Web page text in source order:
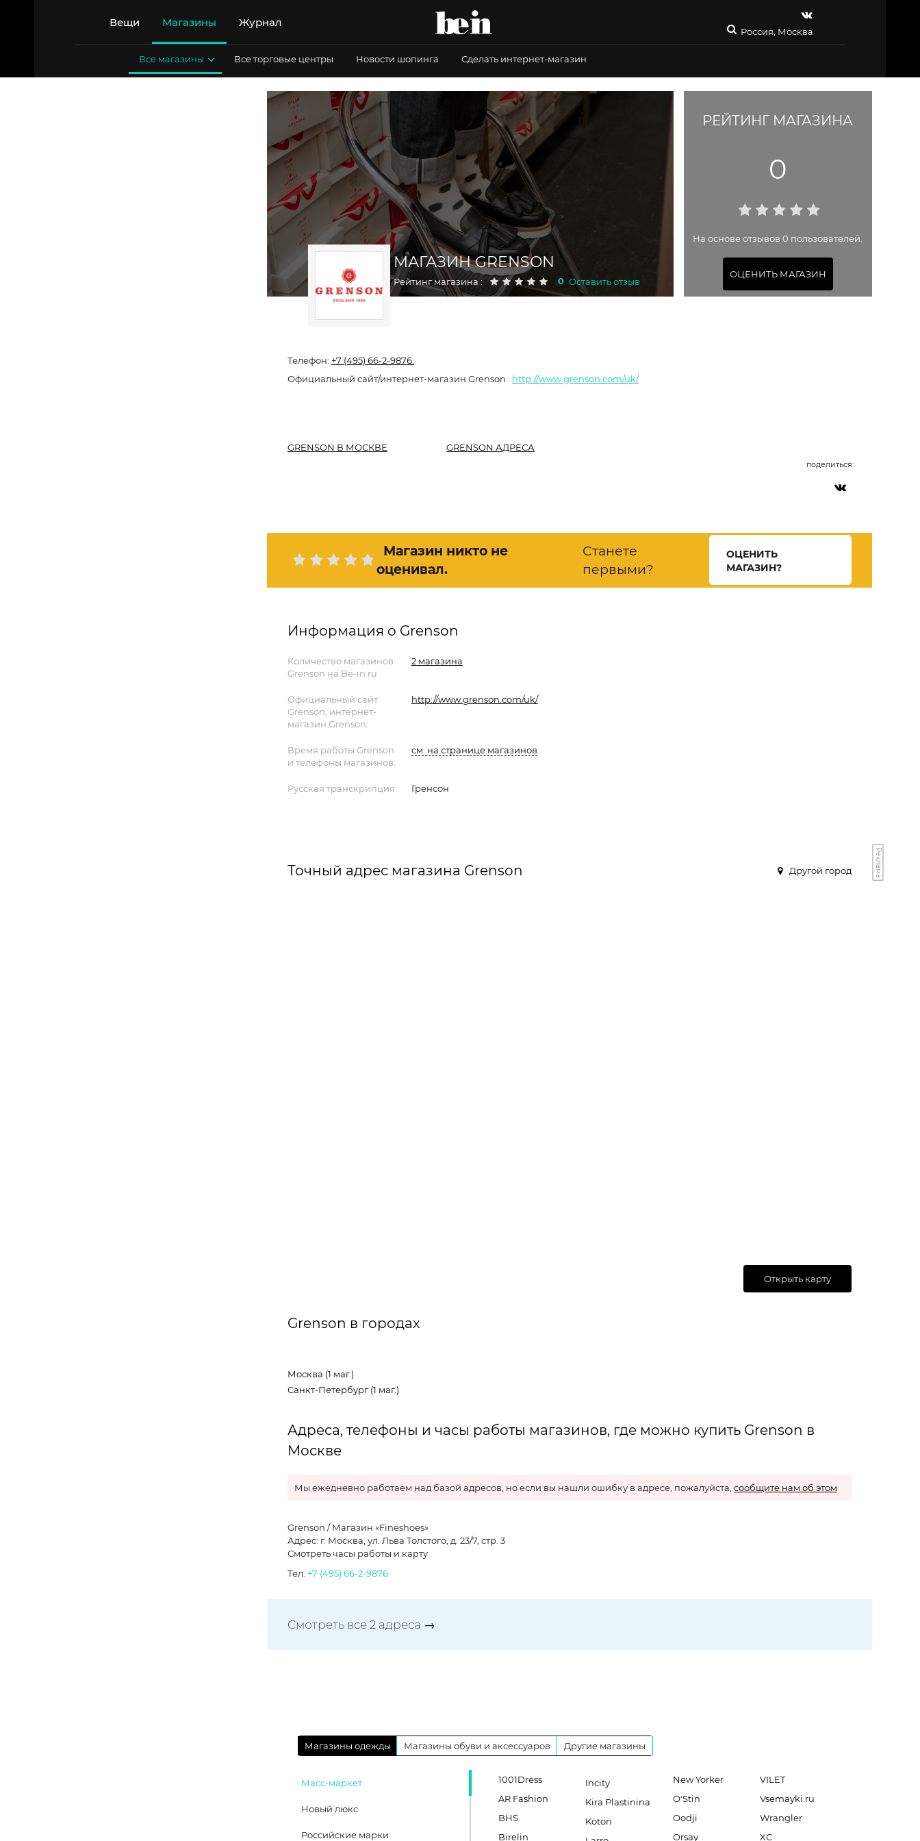
Вещи Магазины Журнал
Россия, Москва
Все магазины Все торговые центры Новости шопинга Сделать интернет-магазин
МАГАЗИН GRENSON
Рейтинг магазина : 0 Оставить отзыв
РЕЙТИНГ МАГАЗИНА
0
На основе отзывов 0 пользователей.
ОЦЕНИТЬ МАГАЗИН
Телефон: +7 (495) 66-2-9876.
Официальный сайт/интернет-магазин Grenson : http://www.grenson.com/uk/
GRENSON В МОСКВЕ GRENSON АДРЕСА
поделиться:
Магазин никто не
оценивал.
Станете
первыми?
ОЦЕНИТЬ
МАГАЗИН?
Информация о Grenson
Количество магазинов
Grenson на Be-in.ru
2 магазина
Официальный сайт
Grenson, интернет-
магазин Grenson:
http://www.grenson.com/uk/
Время работы Grenson
и телефоны магазинов:
см. на странице магазинов
Русская транскрипция: Гренсон
Реклама
Точный адрес магазина Grenson Другой город
Открыть карту
Grenson в городах
Москва (1 маг.)
Санкт-Петербург (1 маг.)
Адреса, телефоны и часы работы магазинов, где можно купить Grenson в
Москве
Мы ежедневно работаем над базой адресов, но если вы нашли ошибку в адресе, пожалуйста, сообщите нам об этом
Grenson / Магазин «Fineshoes»
Адрес: г. Москва, ул. Льва Толстого, д. 23/7, стр. 3
Смотреть часы работы и карту
Тел. +7 (495) 66-2-9876
Смотреть все 2 адреса →
Магазины одежды Магазины обуви и аксессуаров Другие магазины
Масс-маркет
Новый люкс
Российские марки
1001Dress
AR Fashion
BHS
Birelin
Incity
Kira Plastinina
Koton
New Yorker
O'Stin
Oodji
Orsay
VILET
Vsemayki.ru
Wrangler
XC